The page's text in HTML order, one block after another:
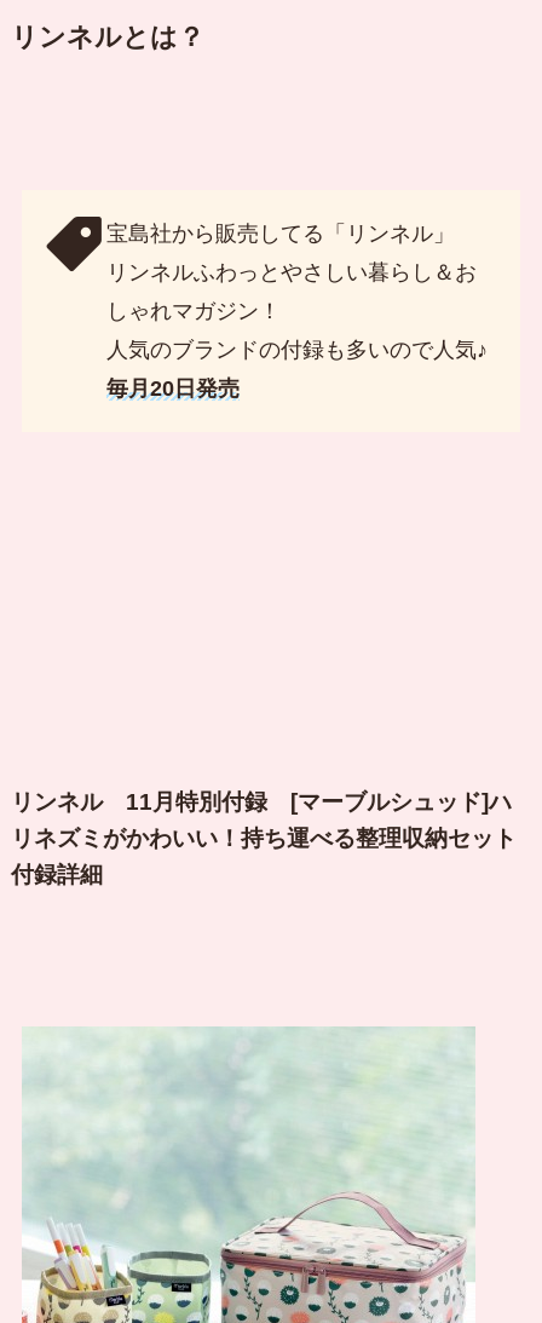
リンネルとは？
宝島社から販売してる「リンネル」
リンネルふわっとやさしい暮らし＆お
しゃれマガジン！
人気のブランドの付録も多いので人気♪
毎月20日発売
リンネル 11月特別付録 [マーブルシュッド]ハ
リネズミがかわいい！持ち運べる整理収納セット
付録詳細